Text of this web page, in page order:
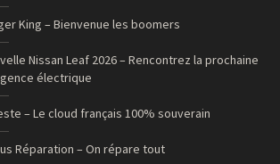
King – Bienvenue les boomers
Nissan Leaf 2026 – Rencontrez la prochaine
électrique
– Le cloud français 100% souverain
Réparation – On répare tout